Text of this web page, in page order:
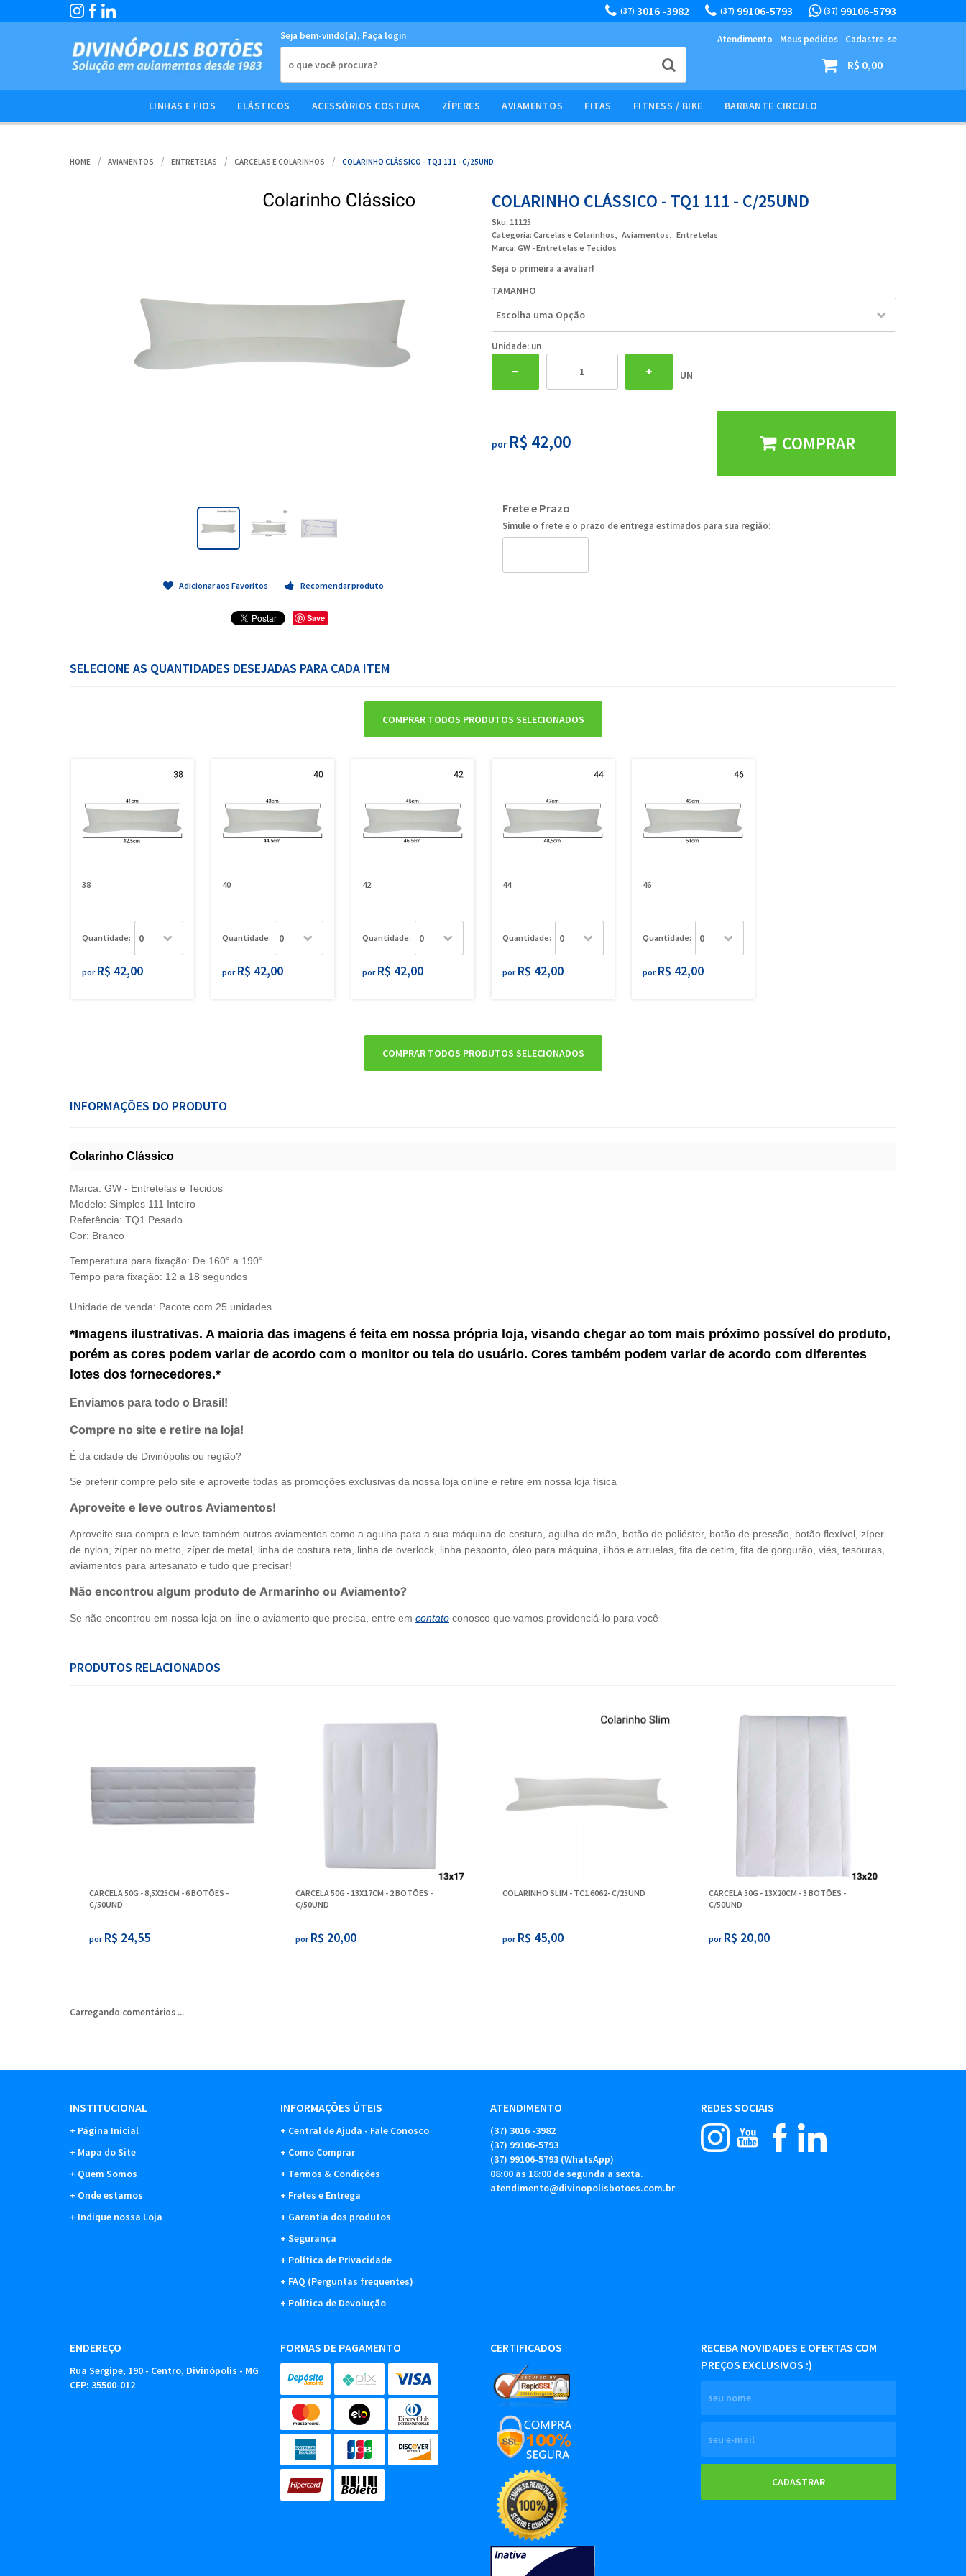
(37) 3016 -3982 (37) 99106-5793 (37) 99106-5793
Seja bem-vindo(a), Faça login Atendimento Meus pedidos Cadastre-se
R$ 0,00
LINHAS E FIOS ELÁSTICOS ACESSÓRIOS COSTURA ZÍPERES AVIAMENTOS FITAS FITNESS / BIKE BARBANTE CIRCULO
HOME AVIAMENTOS ENTRETELAS CARCELAS E COLARINHOS COLARINHO CLÁSSICO - TQ1 111 - C/25UND
Adicionar aos Favoritos Recomendar produto
Save
COLARINHO CLÁSSICO - TQ1 111 - C/25UND
Sku: 11125
Categoria: Carcelas e Colarinhos Aviamentos
Entretelas
Marca: GW - Entretelas e Tecidos
Seja o primeira a avaliar!
TAMANHO
Unidade: un
UN
por R$ 42,00 COMPRAR
Frete e Prazo
Simule o frete e o prazo de entrega estimados para sua região:
SELECIONE AS QUANTIDADES DESEJADAS PARA CADA ITEM
COMPRAR TODOS PRODUTOS SELECIONADOS
38
Quantidade:
por R$ 42,00
40
Quantidade:
por R$ 42,00
42
Quantidade:
por R$ 42,00
44
Quantidade:
por R$ 42,00
46
Quantidade:
por R$ 42,00
COMPRAR TODOS PRODUTOS SELECIONADOS
INFORMAÇÕES DO PRODUTO
Colarinho Clássico
Marca: GW - Entretelas e Tecidos
Modelo: Simples 111 Inteiro
Referência: TQ1 Pesado
Cor: Branco
Temperatura para fixação: De 160° a 190°
Tempo para fixação: 12 a 18 segundos
Unidade de venda: Pacote com 25 unidades
*Imagens ilustrativas. A maioria das imagens é feita em nossa própria loja, visando chegar ao tom mais próximo possível do produto,
porém as cores podem variar de acordo com o monitor ou tela do usuário. Cores também podem variar de acordo com diferentes
lotes dos fornecedores.*
Enviamos para todo o Brasil!
Compre no site e retire na loja!
É da cidade de Divinópolis ou região?
Se preferir compre pelo site e aproveite todas as promoções exclusivas da nossa loja online e retire em nossa loja física
Aproveite e leve outros Aviamentos!
Aproveite sua compra e leve também outros aviamentos como a agulha para a sua máquina de costura, agulha de mão, botão de poliéster, botão de pressão, botão flexível, zíper
de nylon, zíper no metro, zíper de metal, linha de costura reta, linha de overlock, linha pesponto, óleo para máquina, ilhós e arruelas, fita de cetim, fita de gorgurão, viés, tesouras,
aviamentos para artesanato e tudo que precisar!
Não encontrou algum produto de Armarinho ou Aviamento?
Se não encontrou em nossa loja on-line o aviamento que precisa, entre em contato conosco que vamos providenciá-lo para você
PRODUTOS RELACIONADOS
CARCELA 50G - 8,5X25CM - 6 BOTÕES -
C/50UND
por R$ 24,55
CARCELA 50G - 13X17CM - 2 BOTÕES -
C/50UND
por R$ 20,00
COLARINHO SLIM - TC1 6062- C/25UND
por R$ 45,00
CARCELA 50G - 13X20CM - 3 BOTÕES -
C/50UND
por R$ 20,00
Carregando comentários ...
INSTITUCIONAL
Página Inicial
Mapa do Site
Quem Somos
Onde estamos
Indique nossa Loja
INFORMAÇÕES ÚTEIS
Central de Ajuda - Fale Conosco
Como Comprar
Termos & Condições
Fretes e Entrega
Garantia dos produtos
Segurança
Política de Privacidade
FAQ (Perguntas frequentes)
Política de Devolução
ATENDIMENTO
(37) 3016 -3982
(37) 99106-5793
(37) 99106-5793 (WhatsApp)
08:00 às 18:00 de segunda a sexta.
atendimento@divinopolisbotoes.com.br
REDES SOCIAIS
ENDEREÇO
Rua Sergipe, 190 - Centro, Divinópolis - MG
CEP: 35500-012
FORMAS DE PAGAMENTO CERTIFICADOS
RECEBA NOVIDADES E OFERTAS COM
PREÇOS EXCLUSIVOS :)
CADASTRAR